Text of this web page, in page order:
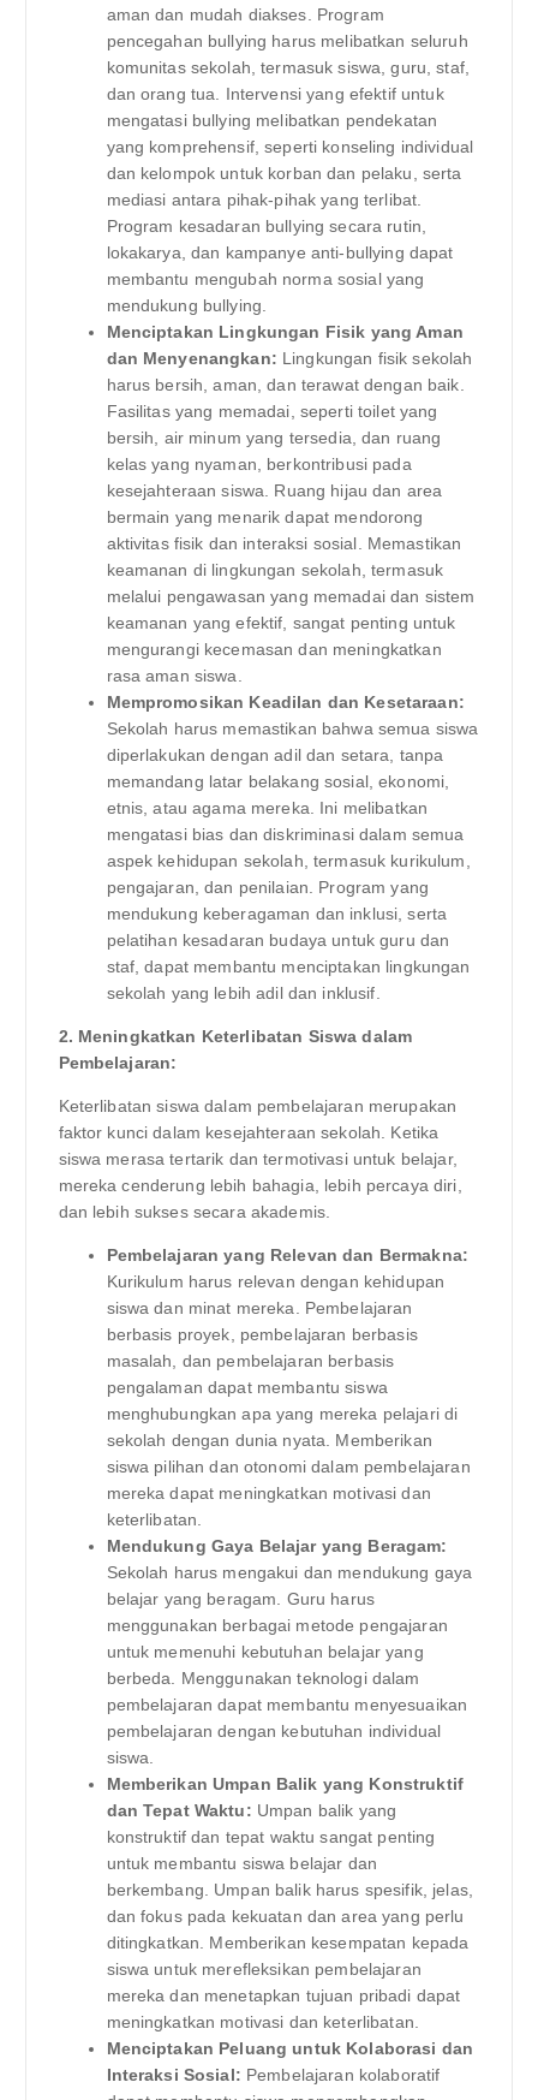
aman dan mudah diakses. Program
pencegahan bullying harus melibatkan seluruh
komunitas sekolah, termasuk siswa, guru, staf,
dan orang tua. Intervensi yang efektif untuk
mengatasi bullying melibatkan pendekatan
yang komprehensif, seperti konseling individual
dan kelompok untuk korban dan pelaku, serta
mediasi antara pihak-pihak yang terlibat.
Program kesadaran bullying secara rutin,
lokakarya, dan kampanye anti-bullying dapat
membantu mengubah norma sosial yang
mendukung bullying.
Menciptakan Lingkungan Fisik yang Aman
dan Menyenangkan: Lingkungan fisik sekolah
harus bersih, aman, dan terawat dengan baik.
Fasilitas yang memadai, seperti toilet yang
bersih, air minum yang tersedia, dan ruang
kelas yang nyaman, berkontribusi pada
kesejahteraan siswa. Ruang hijau dan area
bermain yang menarik dapat mendorong
aktivitas fisik dan interaksi sosial. Memastikan
keamanan di lingkungan sekolah, termasuk
melalui pengawasan yang memadai dan sistem
keamanan yang efektif, sangat penting untuk
mengurangi kecemasan dan meningkatkan
rasa aman siswa.
Mempromosikan Keadilan dan Kesetaraan:
Sekolah harus memastikan bahwa semua siswa
diperlakukan dengan adil dan setara, tanpa
memandang latar belakang sosial, ekonomi,
etnis, atau agama mereka. Ini melibatkan
mengatasi bias dan diskriminasi dalam semua
aspek kehidupan sekolah, termasuk kurikulum,
pengajaran, dan penilaian. Program yang
mendukung keberagaman dan inklusi, serta
pelatihan kesadaran budaya untuk guru dan
staf, dapat membantu menciptakan lingkungan
sekolah yang lebih adil dan inklusif.
2. Meningkatkan Keterlibatan Siswa dalam
Pembelajaran:
Keterlibatan siswa dalam pembelajaran merupakan
faktor kunci dalam kesejahteraan sekolah. Ketika
siswa merasa tertarik dan termotivasi untuk belajar,
mereka cenderung lebih bahagia, lebih percaya diri,
dan lebih sukses secara akademis.
Pembelajaran yang Relevan dan Bermakna:
Kurikulum harus relevan dengan kehidupan
siswa dan minat mereka. Pembelajaran
berbasis proyek, pembelajaran berbasis
masalah, dan pembelajaran berbasis
pengalaman dapat membantu siswa
menghubungkan apa yang mereka pelajari di
sekolah dengan dunia nyata. Memberikan
siswa pilihan dan otonomi dalam pembelajaran
mereka dapat meningkatkan motivasi dan
keterlibatan.
Mendukung Gaya Belajar yang Beragam:
Sekolah harus mengakui dan mendukung gaya
belajar yang beragam. Guru harus
menggunakan berbagai metode pengajaran
untuk memenuhi kebutuhan belajar yang
berbeda. Menggunakan teknologi dalam
pembelajaran dapat membantu menyesuaikan
pembelajaran dengan kebutuhan individual
siswa.
Memberikan Umpan Balik yang Konstruktif
dan Tepat Waktu: Umpan balik yang
konstruktif dan tepat waktu sangat penting
untuk membantu siswa belajar dan
berkembang. Umpan balik harus spesifik, jelas,
dan fokus pada kekuatan dan area yang perlu
ditingkatkan. Memberikan kesempatan kepada
siswa untuk merefleksikan pembelajaran
mereka dan menetapkan tujuan pribadi dapat
meningkatkan motivasi dan keterlibatan.
Menciptakan Peluang untuk Kolaborasi dan
Interaksi Sosial: Pembelajaran kolaboratif